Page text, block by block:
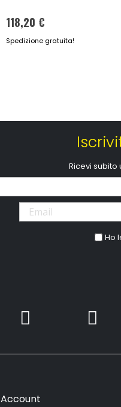
118,20 €
Spedizione gratuita!
Ricevi subito
Ho
Account